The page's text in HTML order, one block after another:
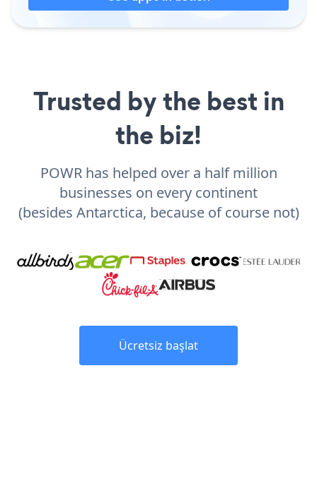
Trusted by the best in
the biz!
POWR has helped over a half million
businesses on every continent
(besides Antarctica, because of course not)
Ücretsiz başlat